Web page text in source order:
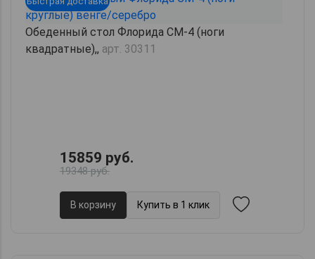
Обеденный стол Флорида СМ-4 (ноги
квадратные),, арт. 30311
15859 руб.
19348 руб.
В корзину Купить в 1 клик